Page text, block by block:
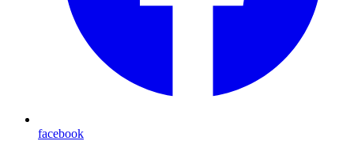
facebook